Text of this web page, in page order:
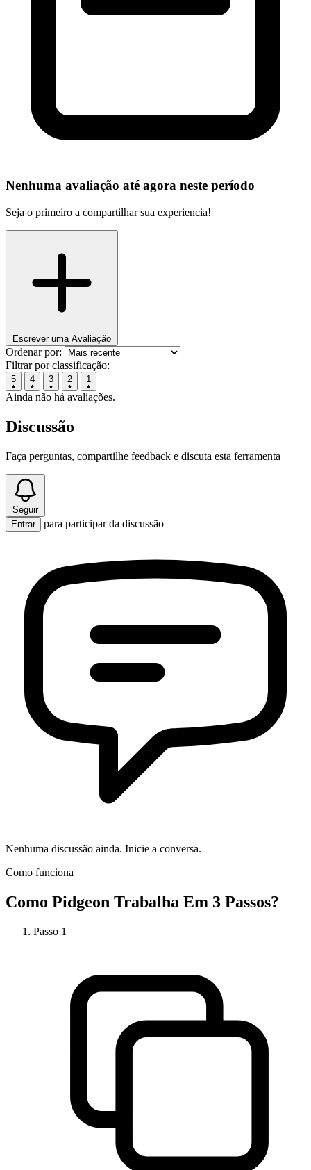
Nenhuma avaliação até agora neste período
Seja o primeiro a compartilhar sua experiencia!
Escrever uma Avaliação
Ordenar por:
Filtrar por classificação:
5 4 3 2 1
Ainda não há avaliações.
Discussão
Faça perguntas, compartilhe feedback e discuta esta ferramenta
Seguir
Entrar
para participar da discussão
Nenhuma discussão ainda. Inicie a conversa.
Como funciona
Como Pidgeon Trabalha Em 3 Passos?
Passo 1